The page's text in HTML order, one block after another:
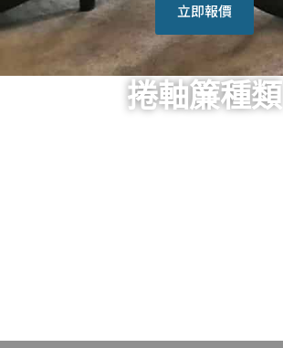
立即報價
捲軸簾種類